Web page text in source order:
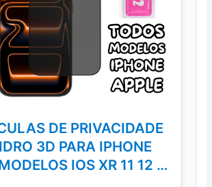
DE PRIVACIDADE
3D PARA IPHONE
IOS XR 11 12 13